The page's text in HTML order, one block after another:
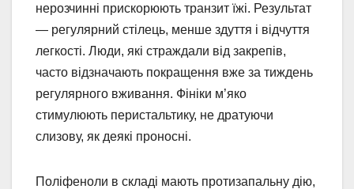
нерозчинні прискорюють транзит їжі. Результат
— регулярний стілець, менше здуття і відчуття
легкості. Люди, які страждали від закрепів,
часто відзначають покращення вже за тиждень
регулярного вживання. Фініки м’яко
стимулюють перистальтику, не дратуючи
слизову, як деякі проносні.
Поліфеноли в складі мають протизапальну дію,